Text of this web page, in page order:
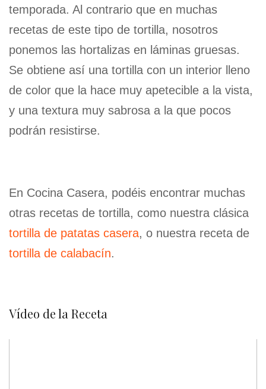
temporada. Al contrario que en muchas
recetas de este tipo de tortilla, nosotros
ponemos las hortalizas en láminas gruesas.
Se obtiene así una tortilla con un interior lleno
de color que la hace muy apetecible a la vista,
y una textura muy sabrosa a la que pocos
podrán resistirse.
En Cocina Casera, podéis encontrar muchas
otras recetas de tortilla, como nuestra clásica
tortilla de patatas casera, o nuestra receta de
tortilla de calabacín.
Vídeo de la Receta